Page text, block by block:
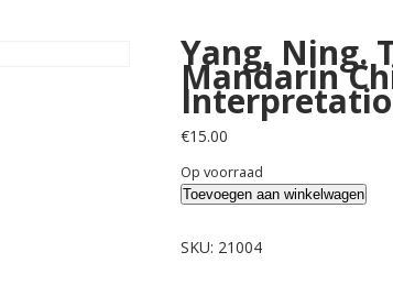
and
Acquisition.
aantal
Yang, Ning.
Mandarin
€15.00
Op voorraad
Yang,
The
Toevoegen aan winkelwagen
SKU: 21004